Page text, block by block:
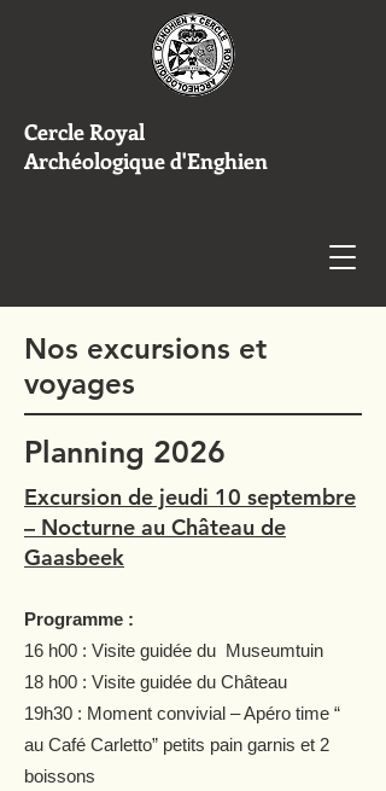
Cercle Royal
Archéologique d'Enghien
Nos excursions et
voyages
Planning 2026
Excursion de jeudi 10 septembre
– Nocturne au Château de
Gaasbeek
Programme :
16 h00 : Visite guidée du Museumtuin
18 h00 : Visite guidée du Château
19h30 : Moment convivial – Apéro time “
au Café Carletto” petits pain garnis et 2
boissons